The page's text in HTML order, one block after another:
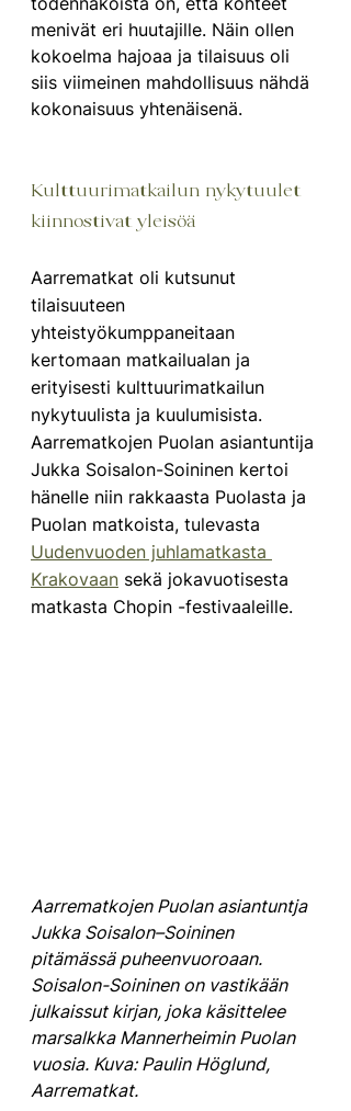
menivät eri huutajille. Näin ollen
kokoelma hajoaa ja tilaisuus oli
siis viimeinen mahdollisuus nähdä
kokonaisuus yhtenäisenä.
Kulttuurimatkailun nykytuulet
kiinnostivat yleisöä
Aarrematkat oli kutsunut
tilaisuuteen
yhteistyökumppaneitaan
kertomaan matkailualan ja
erityisesti kulttuurimatkailun
nykytuulista ja kuulumisista.
Aarrematkojen Puolan asiantuntija
Jukka Soisalon-Soininen kertoi
hänelle niin rakkaasta Puolasta ja
Puolan matkoista, tulevasta
Uudenvuoden juhlamatkasta
Krakovaan sekä jokavuotisesta
matkasta Chopin -festivaaleille.
Aarrematkojen Puolan asiantuntja
Jukka Soisalon–Soininen
pitämässä puheenvuoroaan.
Soisalon-Soininen on vastikään
julkaissut kirjan, joka käsittelee
marsalkka Mannerheimin Puolan
vuosia. Kuva: Paulin Höglund,
Aarrematkat.